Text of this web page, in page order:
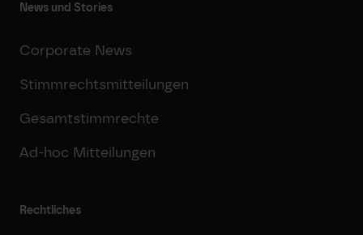
News und Stories
Corporate News
Stimmrechtsmitteilungen
Gesamtstimmrechte
Ad-hoc Mitteilungen
Rechtliches